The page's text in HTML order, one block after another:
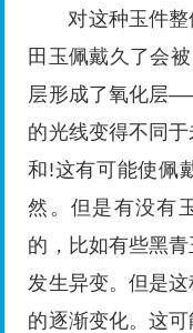
对这种玉件
田玉佩戴久了会
层形成了氧化层
的光线变得不同
和!这有可能使佩
然。但是有没有
的，比如有些黑
发生异变。但是
的逐渐变化。这